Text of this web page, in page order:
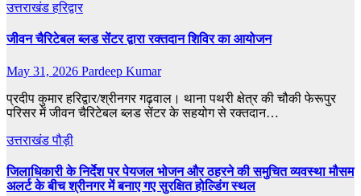
उत्तराखंडहरिद्वार
जीवन चैरिटेबल ब्लड सेंटर द्वारा रक्तदान शिविर का आयोजन
May 31, 2026 Pardeep Kumar
प्रदीप कुमार हरिद्वार/श्रीनगर गढ़वाल। थाना पथरी क्षेत्र की चौकी फेरूपुर
परिसर में जीवन चैरिटेबल ब्लड सेंटर के सहयोग से रक्तदान…
उत्तराखंडपौड़ी
जिलाधिकारी के निर्देश पर पेयजल भोजन और ठहरने की समुचित व्यवस्था मौसम
अलर्ट के बीच श्रीनगर में बनाए गए सुरक्षित होल्डिंग स्थल